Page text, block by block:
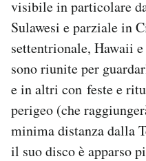
Area Personale
Newsletter
Notifiche mobile
Regala il Post
Hai bisogno di aiuto?
visibile in particolare
Sulawesi e parziale in
settentrionale, Hawaii
sono riunite per
e in altri con feste e
perigeo (che
minima distanza dalla
il suo disco è apparso